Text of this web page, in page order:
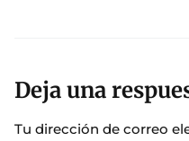
Deja una
Tu dirección de correo